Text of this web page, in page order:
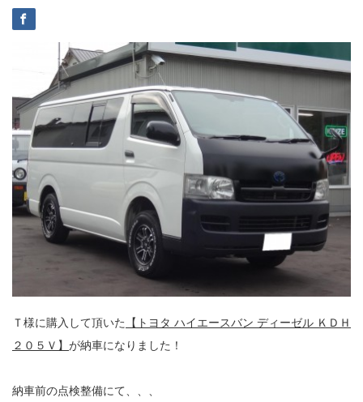
Ｔ様に購入して頂いた
【トヨタ ハイエースバン ディーゼル ＫＤＨ
２０５Ｖ】 が納車になりました！
納車前の点検整備にて、、、